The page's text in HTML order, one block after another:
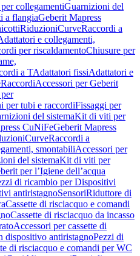
collegamentiGuarnizioni del
a flangiaGeberit Mapress
RiduzioniCurveRaccordi a
e collegamenti,
per riscaldamentoChiusure per
a TAdattatori fissiAdattatori e
RaccordiAccessori per Geberit
per tubi e raccordiFissaggi per
del sistemaKit di viti per
CuNiFeGeberit Mapress
CurveRaccordi a
smontabiliAccessori per
del sistemaKit di viti per
per l’Igiene dell’acqua
di ricambio per Dispositivi
antiristagnoSensoriRiduttore di
Cassette di risciacquo e comandi
Cassette di risciacquo da incasso
Accessori per cassette di
dispositivo antiristagnoPezzi di
di risciacquo e comandi per WC